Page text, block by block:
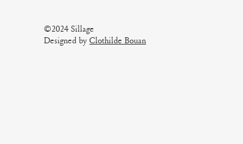
©2024 Sillage
Designed byClothilde Bouan